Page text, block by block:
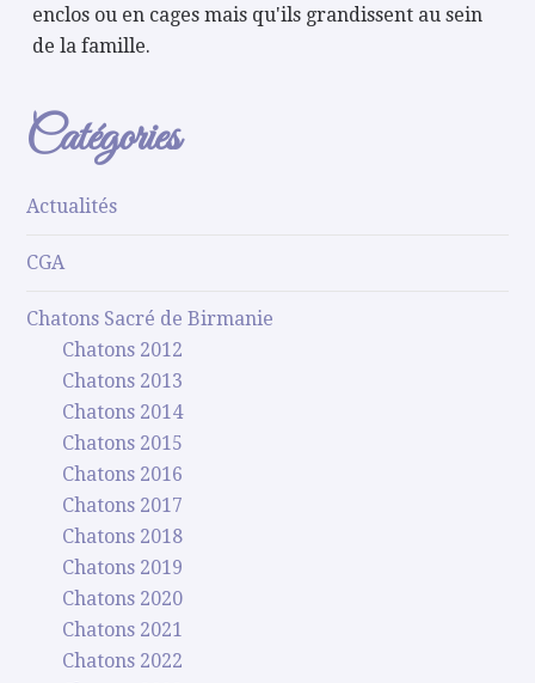
enclos ou en cages mais qu'ils grandissent au sein
de la famille.
Catégories
Actualités
CGA
Chatons Sacré de Birmanie
Chatons 2012
Chatons 2013
Chatons 2014
Chatons 2015
Chatons 2016
Chatons 2017
Chatons 2018
Chatons 2019
Chatons 2020
Chatons 2021
Chatons 2022